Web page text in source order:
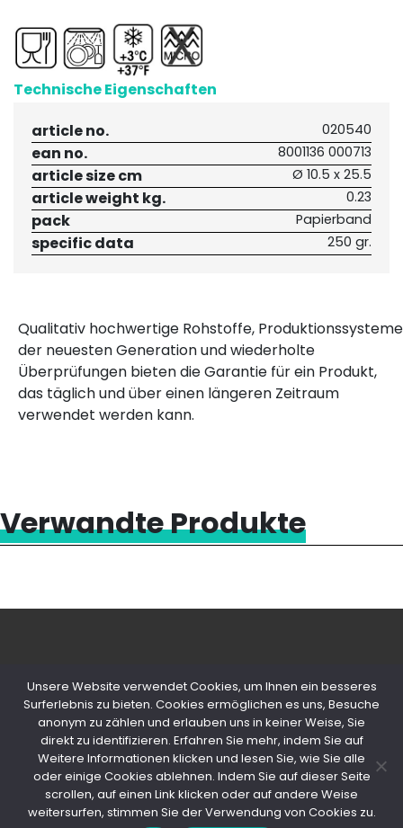
Technische Eigenschaften
article no.
020540
ean no. 8001136 000713
article size cm Ø 10.5 x 25.5
article weight kg. 0.23
pack Papierband
specific data 250 gr.
Qualitativ hochwertige Rohstoffe, Produktionssysteme
der neuesten Generation und wiederholte
Überprüfungen bieten die Garantie für ein Produkt,
das täglich und über einen längeren Zeitraum
verwendet werden kann.
Verwandte Produkte
© 2020 Copyright Snips SRL | P. IVA
04603980154
PRIVACY POLICY-COOKIE POLICY
Unsere Website verwendet Cookies, um Ihnen ein besseres
Surferlebnis zu bieten. Cookies ermöglichen es uns, Besuche
anonym zu zählen und erlauben uns in keiner Weise, Sie
direkt zu identifizieren. Erfahren Sie mehr, indem Sie auf
Weitere Informationen klicken und lesen Sie, wie Sie alle
oder einige Cookies ablehnen. Indem Sie auf dieser Seite
scrollen, auf einen Link klicken oder auf andere Weise
weitersurfen, stimmen Sie der Verwendung von Cookies zu.